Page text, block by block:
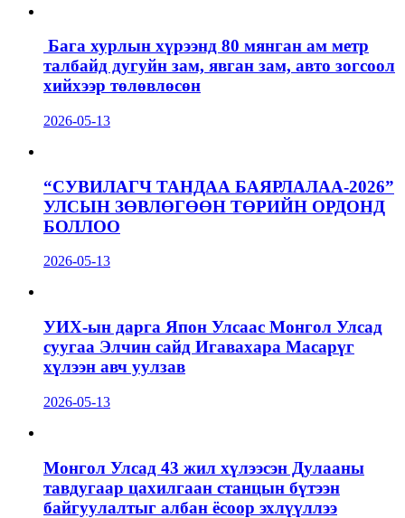
Бага хурлын хүрээнд 80 мянган ам метр
талбайд дугуйн зам, явган зам, авто зогсоол
хийхээр төлөвлөсөн
2026-05-13
“СУВИЛАГЧ ТАНДАА БАЯРЛАЛАА-2026”
УЛСЫН ЗӨВЛӨГӨӨН ТӨРИЙН ОРДОНД
БОЛЛОО
2026-05-13
УИХ-ын дарга Япон Улсаас Монгол Улсад
суугаа Элчин сайд Игавахара Масарүг
хүлээн авч уулзав
2026-05-13
Монгол Улсад 43 жил хүлээсэн Дулааны
тавдугаар цахилгаан станцын бүтээн
байгуулалтыг албан ёсоор эхлүүллээ